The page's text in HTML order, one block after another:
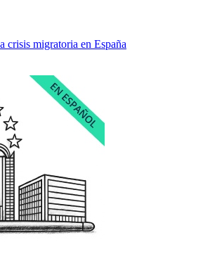
crisis migratoria en España